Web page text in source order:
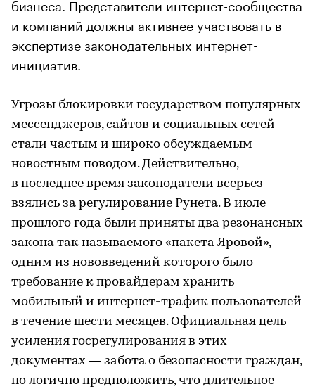
бизнеса. Представители интернет-сообщества
и компаний должны активнее участвовать в
экспертизе законодательных интернет-
инициатив.
Угрозы блокировки государством популярных
мессенджеров, сайтов и социальных сетей
стали частым и широко обсуждаемым
новостным поводом. Действительно,
в последнее время законодатели всерьез
взялись за регулирование Рунета. В июле
прошлого года были приняты два резонансных
закона так называемого «пакета Яровой»,
одним из нововведений которого было
требование к провайдерам хранить
мобильный и интернет-трафик пользователей
в течение шести месяцев. Официальная цель
усиления госрегулирования в этих
документах — забота о безопасности граждан,
но логично предположить, что длительное